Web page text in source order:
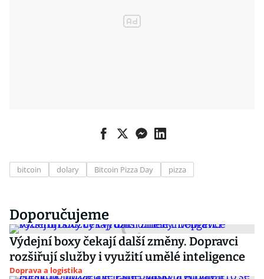
bitcoin dolary Bitcoin Pizza Day pizza
Doporučujeme
Výdejní boxy čekají další změny. Dopravci
rozšiřují služby i využití umělé inteligence
Doprava a logistika